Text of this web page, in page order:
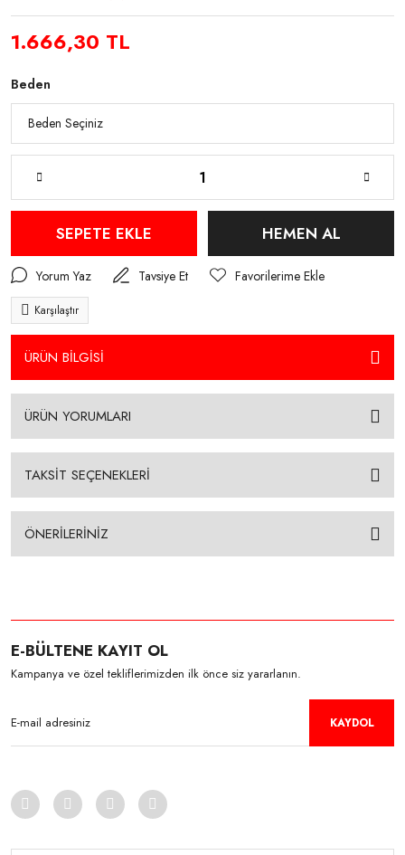
1.666,30 TL
Beden
SEPETE EKLE HEMEN AL
Yorum Yaz Tavsiye Et
Karşılaştır
ÜRÜN BİLGİSİ
ÜRÜN YORUMLARI
TAKSİT SEÇENEKLERİ
ÖNERİLERİNİZ
E-BÜLTENE KAYIT OL
Kampanya ve özel tekliflerimizden ilk önce siz yararlanın.
KAYDOL